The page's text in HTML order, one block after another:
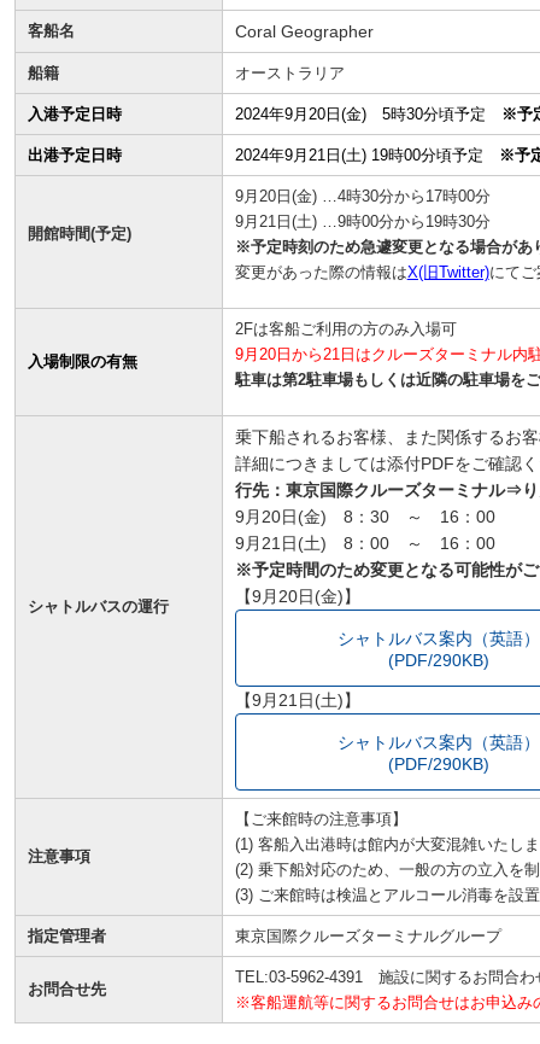
客船名 Coral Geographer
船籍 オーストラリア
入港予定日時 2024年9月20日(金) 5時30分頃予定 ※予
出港予定日時 2024年9月21日(土) 19時00分頃予定 ※予
開館時間(予定)
9月20日(金) …4時30分から17時00分
9月21日(土) …9時00分から19時30分
※予定時刻のため急遽変更となる場合があ
変更があった際の情報はX(旧Twitter)にてご
入場制限の有無
2Fは客船ご利用の方のみ入場可
9月20日から21日はクルーズターミナル内
駐車は第2駐車場もしくは近隣の駐車場を
シャトルバスの運行
乗下船されるお客様、また関係するお
詳細につきましては添付PDFをご確認
行先：東京国際クルーズターミナル⇒
9月20日(金) 8：30 ～ 16：00
9月21日(土) 8：00 ～ 16：00
※予定時間のため変更となる可能性が
【9月20日(金)】
シャトルバス案内（英語）
(PDF/290KB)
【9月21日(土)】
シャトルバス案内（英語）
(PDF/290KB)
注意事項
【ご来館時の注意事項】
(1) 客船入出港時は館内が大変混雑いたし
(2) 乗下船対応のため、一般の方の立入を
(3) ご来館時は検温とアルコール消毒を設
指定管理者 東京国際クルーズターミナルグループ
お問合せ先
TEL:03-5962-4391 施設に関するお問合わ
※客船運航等に関するお問合せはお申込み